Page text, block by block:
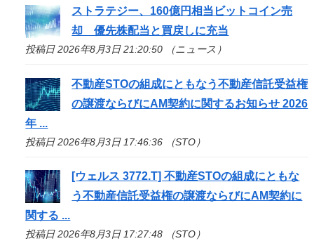
ストラテジー、160億円相当ビットコイン売
却 優先株配当と買戻しに充当
投稿日 2026年8月3日 21:20:50 （ニュース）
不動産STOの組成にともなう不動産信託受益権
の譲渡ならびにAM契約に関するお知らせ 2026
年 ...
投稿日 2026年8月3日 17:46:36 （STO）
[ウェルス 3772.T] 不動産STOの組成にともな
う不動産信託受益権の譲渡ならびにAM契約に
関する ...
投稿日 2026年8月3日 17:27:48 （STO）